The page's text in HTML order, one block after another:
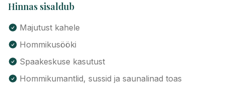
Hinnas sisaldub
Majutust kahele
Hommikusööki
Spaakeskuse kasutust
Hommikumantlid, sussid ja saunalinad toas